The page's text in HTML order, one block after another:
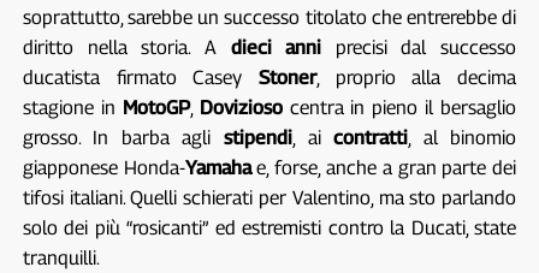
soprattutto, sarebbe un successo titolato che entrerebbe di
diritto nella storia. A dieci anni precisi dal successo
ducatista firmato Casey Stoner, proprio alla decima
stagione in MotoGP, Doviziosocentra in pieno il bersaglio
grosso. In barba agli stipendi, aicontratti, al binomio
giapponese Honda-Yamahae, forse, anche a gran parte dei
tifosi italiani. Quelli schierati per Valentino, ma sto parlando
solo dei più “rosicanti” ed estremisti contro la Ducati, state
tranquilli.